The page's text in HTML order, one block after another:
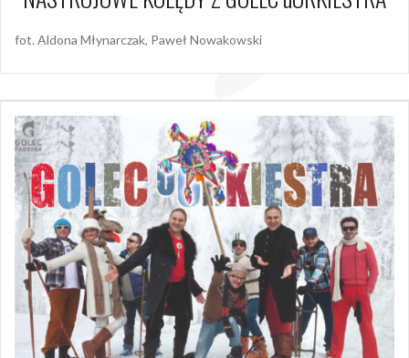
fot. Aldona Młynarczak, Paweł Nowakowski